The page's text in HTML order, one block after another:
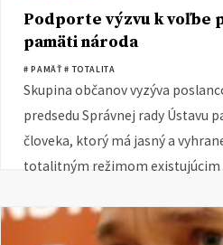
Podporte výzvu k voľbe
pamäti národa
# PAMÄŤ # TOTALITA
Skupina občanov vyzýva
predsedu Správnej rady Ústavu
človeka, ktorý má jasný a
totalitným režimom existujúcim